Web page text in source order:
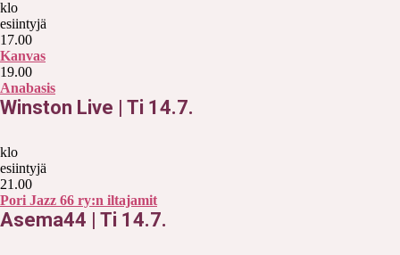
klo
esiintyjä
17.00
Kanvas
19.00
Anabasis
Winston Live | Ti 14.7.
klo
esiintyjä
21.00
Pori Jazz 66 ry:n iltajamit
Asema44 | Ti 14.7.